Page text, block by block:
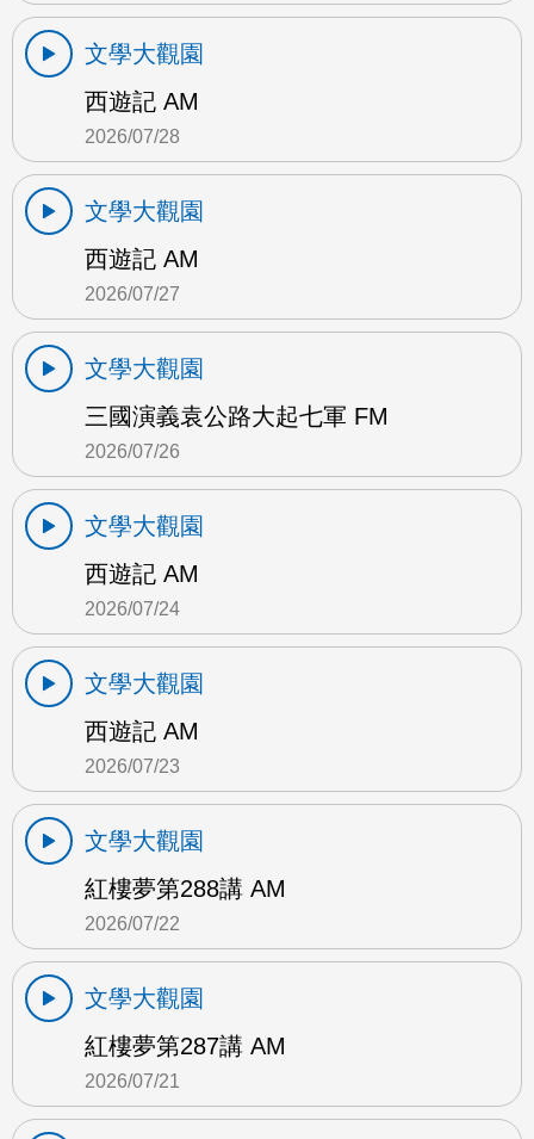
文學大觀園
西遊記 AM
2026/07/28
文學大觀園
西遊記 AM
2026/07/27
文學大觀園
三國演義袁公路大起七軍 FM
2026/07/26
文學大觀園
西遊記 AM
2026/07/24
文學大觀園
西遊記 AM
2026/07/23
文學大觀園
紅樓夢第288講 AM
2026/07/22
文學大觀園
紅樓夢第287講 AM
2026/07/21